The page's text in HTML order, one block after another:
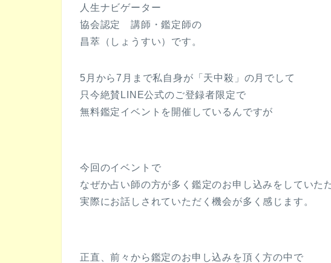
人生ナビゲーター
協会認定 講師・鑑定師の
昌萃（しょうすい）です。
5月から7月まで私自身が「天中殺」の月でして
只今絶賛LINE公式のご登録者限定で
無料鑑定イベントを開催しているんですが
今回のイベントで
なぜか占い師の方が多く鑑定のお申し込みをしていた
実際にお話しされていただく機会が多く感じます。
正直、前々から鑑定のお申し込みを頂く方の中で